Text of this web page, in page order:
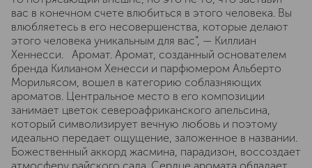
вас в конечном счете влюбиться в этого человека. Вы
влюбляетесь в его несовершенства, которые делают
этого человека уникальным для вас”, — Киллиан
Хеннесси. Аромат. Аромат, созданный основателем
бренда Килианом Хенесси и парфюмером Альберто
Морильясом, вошел в категорию соблазняющих
ароматов. Центральное место в его композиции
занимает цветок североафриканского апельсина,
который символизирует вечную любовь и поэтому
идеально передает ощущение, заложенное в названии.
Божественный аккорд жасмина, парадизон, воссоздает